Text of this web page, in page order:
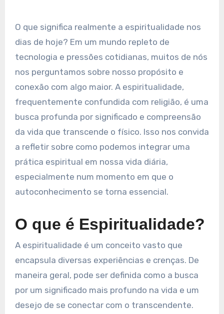
O que significa realmente a espiritualidade nos
dias de hoje? Em um mundo repleto de
tecnologia e pressões cotidianas, muitos de nós
nos perguntamos sobre nosso propósito e
conexão com algo maior. A espiritualidade,
frequentemente confundida com religião, é uma
busca profunda por significado e compreensão
da vida que transcende o físico. Isso nos convida
a refletir sobre como podemos integrar uma
prática espiritual em nossa vida diária,
especialmente num momento em que o
autoconhecimento se torna essencial.
O que é Espiritualidade?
A espiritualidade é um conceito vasto que
encapsula diversas experiências e crenças. De
maneira geral, pode ser definida como a busca
por um significado mais profundo na vida e um
desejo de se conectar com o transcendente.